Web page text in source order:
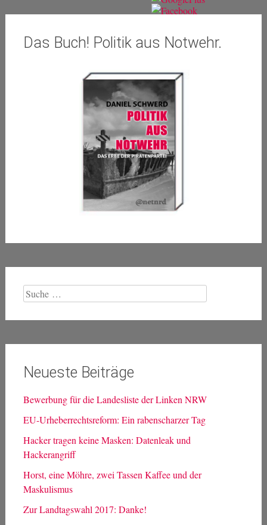
Das Buch! Politik aus Notwehr.
Suche
nach:
Neueste Beiträge
Bewerbung für die Landesliste der Linken NRW
EU-Urheberrechtsreform: Ein rabenscharzer Tag
Hacker tragen keine Masken: Datenleak und
Hackerangriff
Horst, eine Möhre, zwei Tassen Kaffee und der
Maskulismus
Zur Landtagswahl 2017: Danke!